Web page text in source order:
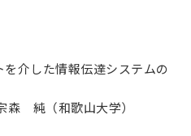
介した情報伝達システムの
純（和歌山大学）